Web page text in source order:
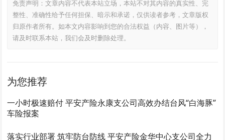
免责声明：文章内容不代表本站立场，本站不对其内容的真实性、完
整性、准确性给予任何担保、暗示和承诺，仅供读者参考，文章版权
归原作者所有。如本文内容影响到您的合法权益（内容、图片等），
请及时联系本站，我们会及时删除处理。
为您推荐
一小时极速赔付 平安产险永康支公司高效办结台风“白海豚”
车险报案
落实行业部署 筑牢防台防线 平安产险金华中心支公司全力